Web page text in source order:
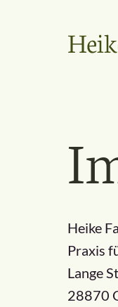
Heike
Praxis
Lange
28870